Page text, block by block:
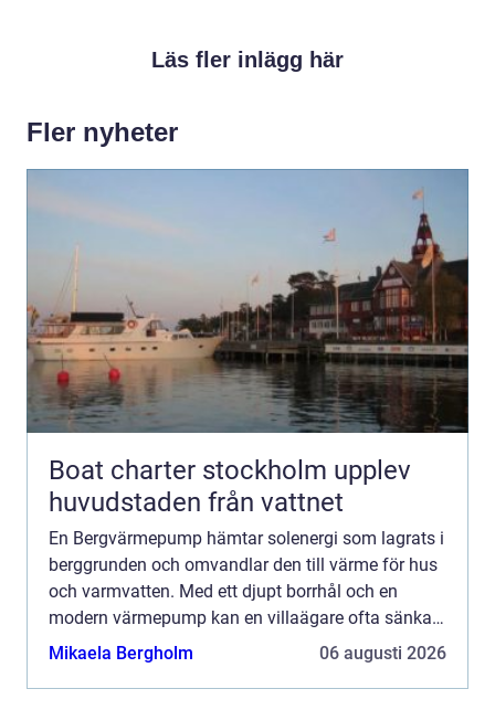
Läs fler inlägg här
Fler nyheter
Boat charter stockholm upplev
huvudstaden från vattnet
En Bergvärmepump hämtar solenergi som lagrats i
berggrunden och omvandlar den till värme för hus
och varmvatten. Med ett djupt borrhål och en
modern värmepump kan en villaägare ofta sänka
sina uppvärmningskostnader med upp till 7080
Mikaela Bergholm 06 augusti 2026